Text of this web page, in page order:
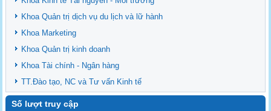
Khoa Quản trị dịch vụ du lịch và lữ hành
Khoa Marketing
Khoa Quản trị kinh doanh
Khoa Tài chính - Ngân hàng
TT.Đào tạo, NC và Tư vấn Kinh tế
Số lượt truy cập